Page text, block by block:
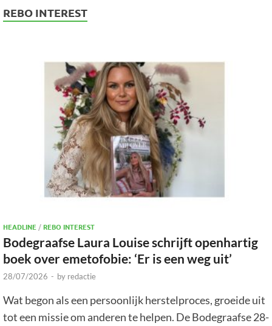
REBO INTEREST
HEADLINE / REBO INTEREST
Bodegraafse Laura Louise schrijft openhartig
boek over emetofobie: ‘Er is een weg uit’
28/07/2026 - by redactie
Wat begon als een persoonlijk herstelproces, groeide uit
tot een missie om anderen te helpen. De Bodegraafse 28-